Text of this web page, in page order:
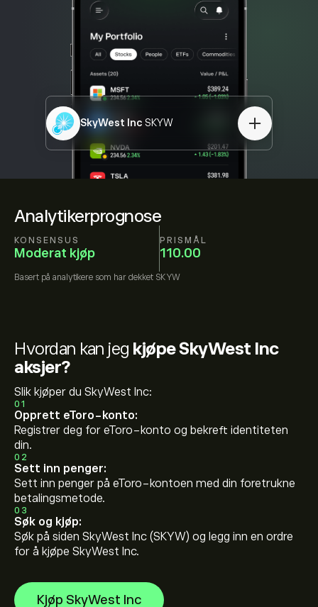
Analytikerprognose
KONSENSUS
Moderat kjøp
PRISMÅL
110.00
Basert på analytikere som har dekket SKYW
SkyWest Inc SKYW
Hvordan kan jeg kjøpe SkyWest Inc
aksjer?
Slik kjøper du SkyWest Inc:
01
Opprett eToro-konto:
Registrer deg for eToro-konto og bekreft identiteten
din.
02
Sett inn penger:
Sett inn penger på eToro-kontoen med din foretrukne
betalingsmetode.
03
Søk og kjøp:
Søk på siden SkyWest Inc (SKYW) og legg inn en ordre
for å kjøpe SkyWest Inc.
Kjøp SkyWest Inc